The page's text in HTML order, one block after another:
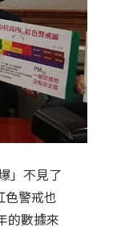
」不見了
色警戒也
的數據來